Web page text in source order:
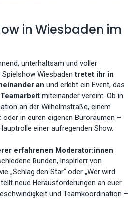
in Wiesbaden im
unterhaltsam und voller
Spielshow Wiesbadentretet ihr in
anund erlebt ein Event, das
miteinander vereint. Ob in
an der Wilhelmstraße, einem
oder in euren eigenen Büroräumen –
einer aufregenden Show.
erfahrenen Moderator:innen
Runden, inspiriert von
„Schlag den Star“ oder „Wer wird
neue Herausforderungen an euer
und Teamkoordination –